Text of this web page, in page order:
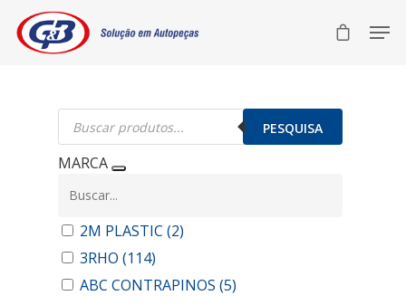
Pesquisar
produtos PESQUISA
MARCA
2M PLASTIC (2)
3RHO (114)
ABC CONTRAPINOS (5)